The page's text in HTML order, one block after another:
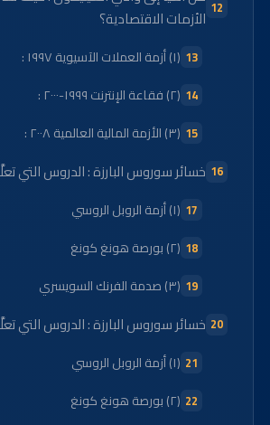
الأزمات الاقتصادية؟
(١) أزمة العملات الآسيوية ١٩٩٧ :
(٢) فقاعة الإنترنت ١٩٩٩-٢٠٠٠ :
(٣) الأزمة المالية العالمية ٢٠٠٨ :
خسائر سوروس البارزة : الدروس التي
(١) أزمة الروبل الروسي
(٢) بورصة هونغ كونغ
(٣) صدمة الفرنك السويسري
خسائر سوروس البارزة : الدروس التي
(١) أزمة الروبل الروسي
(٢) بورصة هونغ كونغ